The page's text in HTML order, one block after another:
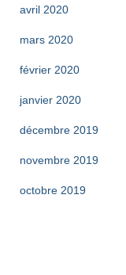
avril 2020
mars 2020
février 2020
janvier 2020
décembre 2019
novembre 2019
octobre 2019